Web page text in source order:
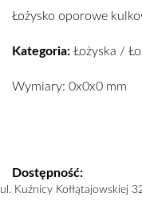
Łożysko oporowe
Kategoria: Łożyska /
Wymiary: 0x0x0 mm
Dostępność:
ul. Kuźnicy Kołłątajowskiej